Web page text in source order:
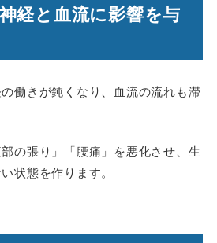
経と血流に影響を与
働きが鈍くなり、血流の流れも滞
の張り」「腰痛」を悪化させ、生
状態を作ります。